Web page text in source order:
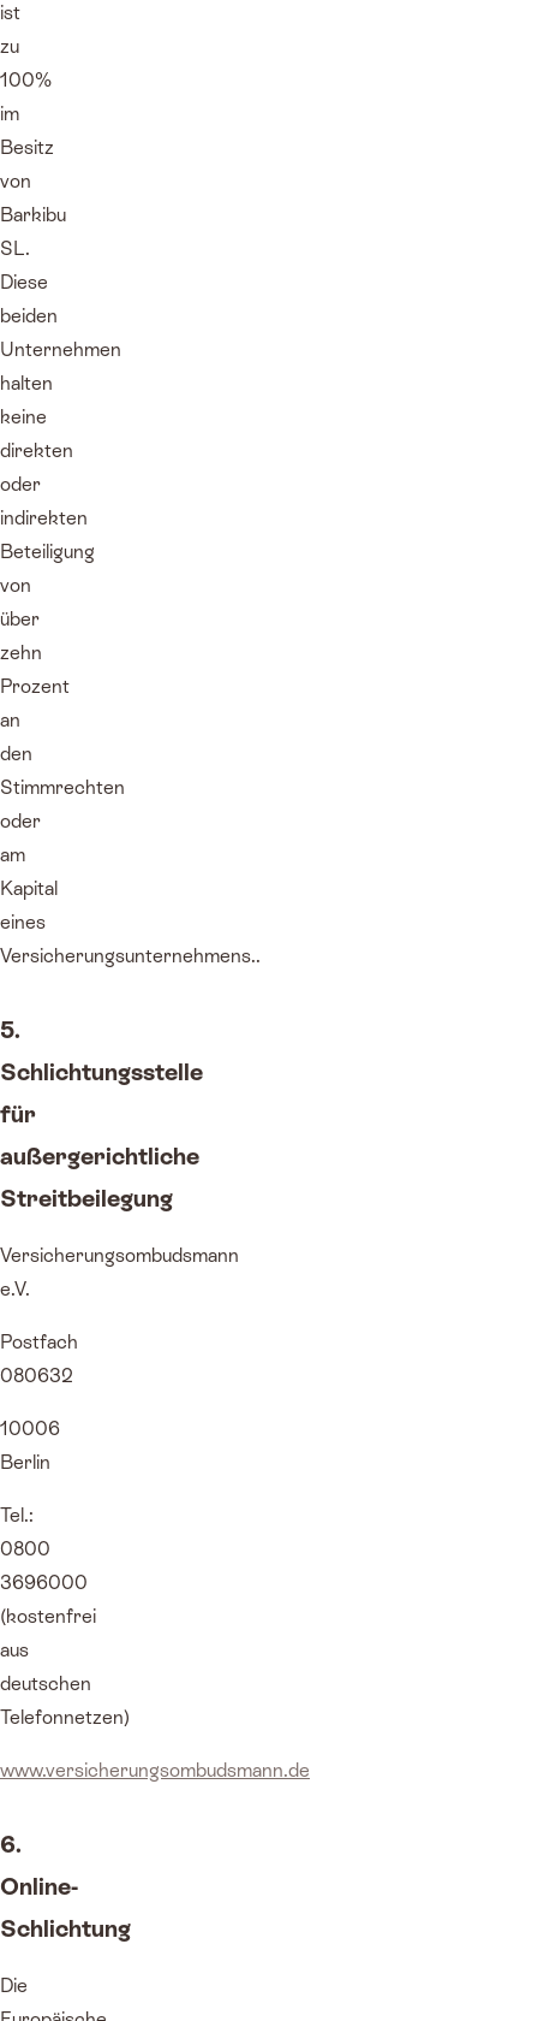
ist
zu
100%
im
Besitz
von
Barkibu
SL.
Diese
beiden
Unternehmen
halten
keine
direkten
oder
indirekten
Beteiligung
von
über
zehn
Prozent
an
den
Stimmrechten
oder
am
Kapital
eines
Versicherungsunternehmens..
5.
Schlichtungsstelle
für
außergerichtliche
Streitbeilegung
Versicherungsombudsmann
e.V.
Postfach
080632
10006
Berlin
Tel.:
0800
3696000
(kostenfrei
aus
deutschen
Telefonnetzen)
www.versicherungsombudsmann.de
6.
Online-
Schlichtung
Die